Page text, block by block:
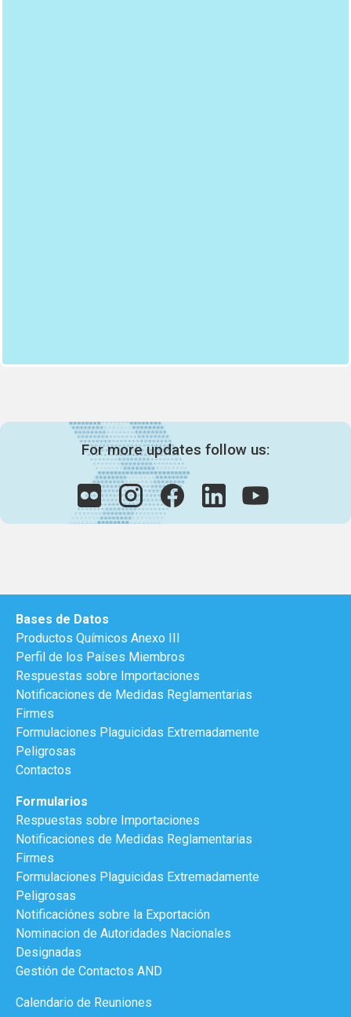
For more updates follow us:
Bases de Datos
Productos Químicos Anexo III
Perfil de los Países Miembros
Respuestas sobre Importaciones
Notificaciones de Medidas Reglamentarias
Firmes
Formulaciones Plaguicidas Extremadamente
Peligrosas
Contactos
Formularios
Respuestas sobre Importaciones
Notificaciones de Medidas Reglamentarias
Firmes
Formulaciones Plaguicidas Extremadamente
Peligrosas
Notificaciónes sobre la Exportación
Nominacion de Autoridades Nacionales
Designadas
Gestión de Contactos AND
Calendario de Reuniones